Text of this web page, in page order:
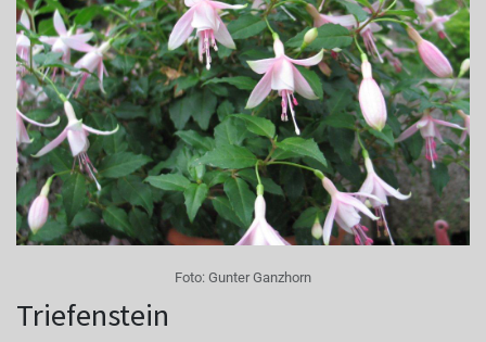
Foto: Gunter Ganzhorn
Triefenstein